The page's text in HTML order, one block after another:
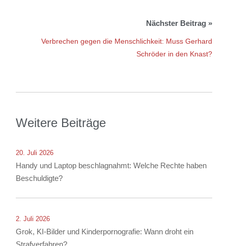
Verbrechen gegen die Menschlichkeit: Muss Gerhard
Schröder in den Knast?
Weitere Beiträge
20. Juli 2026
Handy und Laptop beschlagnahmt: Welche Rechte haben
Beschuldigte?
2. Juli 2026
Grok, KI-Bilder und Kinderpornografie: Wann droht ein